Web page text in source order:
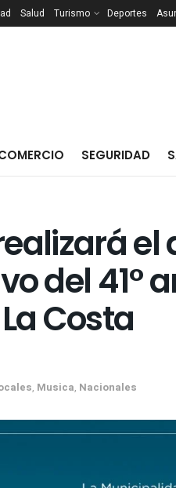
Salud Turismo Deportes
SEGURIDAD
del 41°
Costa
, Musica, Nacionales